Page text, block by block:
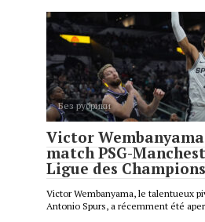
Без рубрики
Victor
match PSG-
Ligue des Champions
Victor Wembanyama, le talentueux
Antonio Spurs, a récemment été